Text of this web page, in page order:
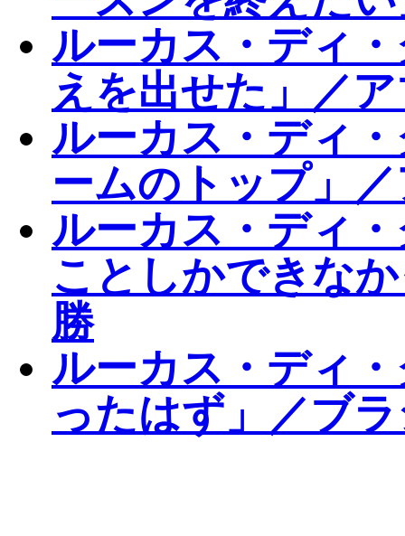
ルーカス・ディ
えを出せた」／
ルーカス・ディ
ームのトップ」
ルーカス・ディ
ことしかできな
勝
ルーカス・ディ
ったはず」／ブ